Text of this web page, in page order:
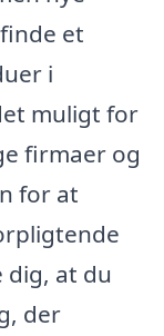
et
i
muligt for
firmaer og
for at
dig, at du
der